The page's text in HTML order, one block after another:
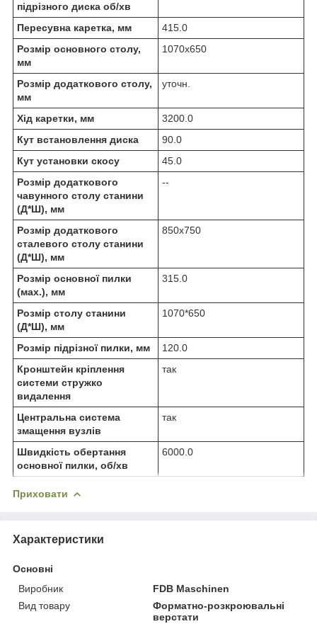
підрізного диска об/хв
Пересувна каретка, мм
415.0
Розмір основного столу,
мм
1070x650
Розмір додаткового столу,
мм
уточн.
Хід каретки, мм
3200.0
Кут встановлення диска
90.0
Кут установки скосу
45.0
Розмір додаткового
чавунного столу станини
(Д*Ш), мм
--
Розмір додаткового
сталевого столу станини
(Д*Ш), мм
850x750
Розмір основної пилки
(мах.), мм
315.0
Розмір столу станини
(Д*Ш), мм
1070*650
Розмір підрізної пилки, мм
120.0
Кронштейн кріплення
системи стружко
видалення
так
Центральна система
змащення вузлів
так
Швидкість обертання
основної пилки, об/хв
6000.0
Приховати
Характеристики
Основні
Виробник
FDB Maschinen
Вид товару
Форматно-розкроювальні
верстати